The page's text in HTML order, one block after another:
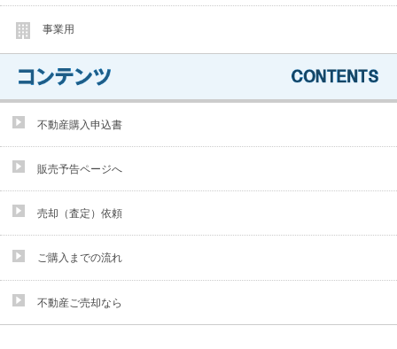
事業用
不動産購入申込書
販売予告ページへ
売却（査定）依頼
ご購入までの流れ
不動産ご売却なら